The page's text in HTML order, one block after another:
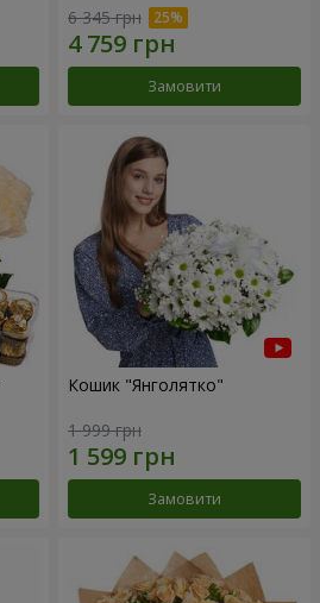
6 345 грн
Замовити
Кошик "Янголятко"
1 999 грн
Замовити